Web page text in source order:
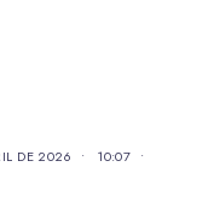
DE 2026 • 10:07 •